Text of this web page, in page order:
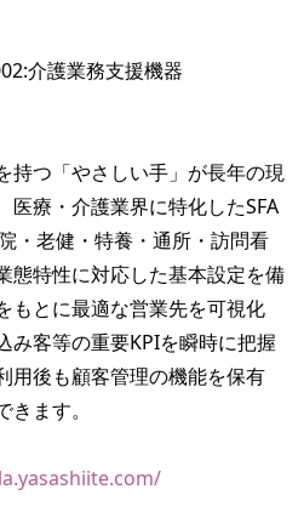
介護業務支援機器
持つ「やさしい手」が長年の現
医療・介護業界に特化したSFA
・老健・特養・通所・訪問看
態特性に対応した基本設定を備
もとに最適な営業先を可視化
み客等の重要KPIを瞬時に把握
用後も顧客管理の機能を保有
ます。